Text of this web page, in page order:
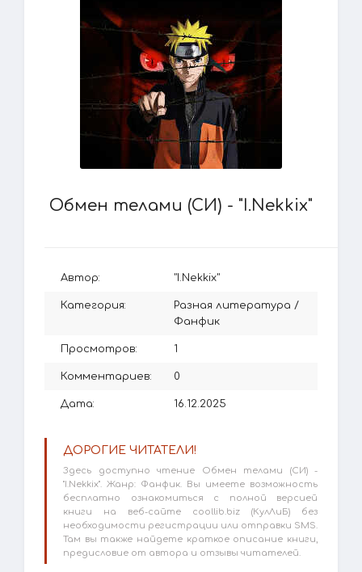
Обмен телами (СИ) - "I.Nekkix"
Автор: "I.Nekkix"
Категория: Разная литература /
Фанфик
Просмотров: 1
Комментариев: 0
Дата: 16.12.2025
ДОРОГИЕ ЧИТАТЕЛИ!
Здесь доступно чтение Обмен телами (СИ) -
"I.Nekkix". Жанр: Фанфик. Вы имеете возможность
бесплатно ознакомиться с полной версией
книги на веб-сайте coollib.biz (КулЛиБ) без
необходимости регистрации или отправки SMS.
Там вы также найдете краткое описание книги,
предисловие от автора и отзывы читателей.